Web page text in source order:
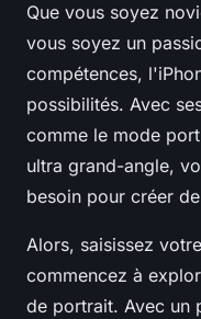
Que vous soyez
vous soyez un
compétences,
possibilités. Avec
comme le mode
ultra grand-angle,
besoin pour créer
Alors, saisissez
commencez à
de portrait. Avec un